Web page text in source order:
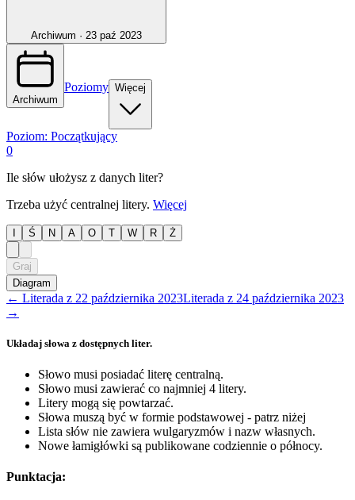
Archiwum · 23 paź 2023
Archiwum
Poziomy Więcej
Poziom: Początkujący
0
Ile słów ułożysz z danych liter?
Trzeba użyć centralnej litery. Więcej
Ś N A O T W R Ż
Graj
Diagram
← Literada z 22 października 2023Literada z 24 października 2023
→
Układaj słowa z dostępnych liter.
Słowo musi posiadać literę centralną.
Słowo musi zawierać co najmniej 4 litery.
Litery mogą się powtarzać.
Słowa muszą być w formie podstawowej - patrz niżej
Lista słów nie zawiera wulgaryzmów i nazw własnych.
Nowe łamigłówki są publikowane codziennie o północy.
Punktacja: